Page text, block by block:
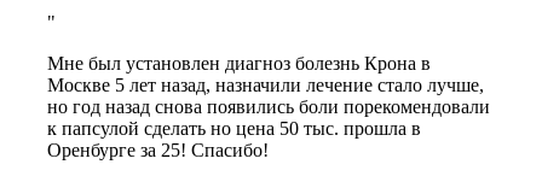
Мне был установлен диагноз болезнь Крона в
Москве 5 лет назад, назначили лечение стало лучше,
но год назад снова появились боли порекомендовали
к папсулой сделать но цена 50 тыс. прошла в
Оренбурге за 25! Спасибо!